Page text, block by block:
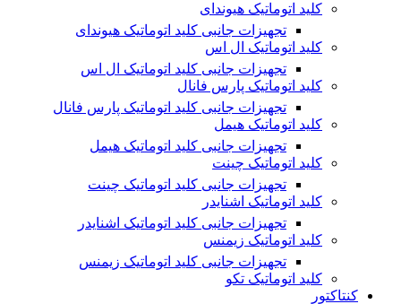
کلید اتوماتیک هیوندای
تجهیزات جانبی کلید اتوماتیک هیوندای
کلید اتوماتیک ال اس
تجهیزات جانبی کلید اتوماتیک ال اس
کلید اتوماتیک پارس فانال
تجهیزات جانبی کلید اتوماتیک پارس فانال
کلید اتوماتیک هیمل
تجهیزات جانبی کلید اتوماتیک هیمل
کلید اتوماتیک چینت
تجهیزات جانبی کلید اتوماتیک چینت
کلید اتوماتیک اشنایدر
تجهیزات جانبی کلید اتوماتیک اشنایدر
کلید اتوماتیک زیمنس
تجهیزات جانبی کلید اتوماتیک زیمنس
کلید اتوماتیک تکو
کنتاکتور